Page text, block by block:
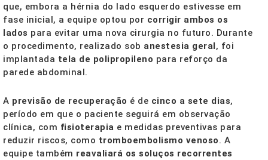
que, embora a hérnia do lado esquerdo estivesse em
fase inicial, a equipe optou por corrigir ambos os
lados para evitar uma nova cirurgia no futuro. Durante
o procedimento, realizado sob anestesia geral, foi
implantada tela de polipropileno para reforço da
parede abdominal.
A previsão de recuperação é de cinco a sete dias,
período em que o paciente seguirá em observação
clínica, com fisioterapia e medidas preventivas para
reduzir riscos, como tromboembolismo venoso. A
equipe também reavaliará os soluços recorrentes